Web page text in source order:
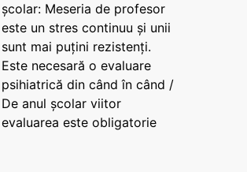
școlar: Meseria de profesor
este un stres continuu și unii
sunt mai puțini rezistenți.
Este necesară o evaluare
psihiatrică din când în când /
De anul școlar viitor
evaluarea este obligatorie